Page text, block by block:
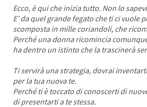
Ecco, è qui che inizia tutto. Non lo
E’ da quel grande fegato che ti ci vuole
scomposta in mille coriandoli, che
Perché una donna ricomincia
ha dentro un istinto che la trascinerà
Ti servirà una strategia, dovrai
per la tua nuova te.
Perché ti è toccato di conoscerti di
di presentarti a te stessa.